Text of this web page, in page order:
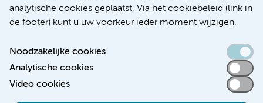
analytische cookies geplaatst. Via het cookiebeleid (link in
de footer) kunt u uw voorkeur ieder moment wijzigen.
Noodzakelijke cookies
Analytische cookies
Video cookies
Toegankelijkheidsverklaring
Responsible disclosure